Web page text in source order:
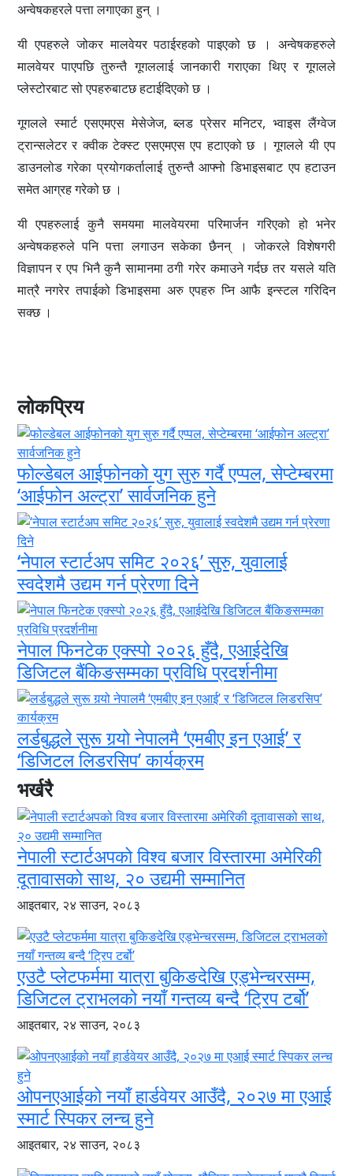
अन्वेषकहरले पत्ता लगाएका हुन् ।
यी एपहरुले जोकर मालवेयर पठाईरहको पाइएको छ । अन्वेषकहरुले
मालवेयर पाएपछि तुरुन्तै गूगललाई जानकारी गराएका थिए र गूगलले
प्लेस्टोरबाट सो एपहरुबाटछ हटाईदिएको छ ।
गूगलले स्मार्ट एसएमएस मेसेजेज, ब्लड प्रेसर मनिटर, भ्वाइस लैंग्वेज
ट्रान्सलेटर र क्वीक टेक्स्ट एसएमएस एप हटाएको छ । गूगलले यी एप
डाउनलोड गरेका प्रयोगकर्तालाई तुरुन्तै आफ्नो डिभाइसबाट एप हटाउन
समेत आग्रह गरेको छ ।
यी एपहरुलाई कुनै समयमा मालवेयरमा परिमार्जन गरिएको हो भनेर
अन्वेषकहरुले पनि पत्ता लगाउन सकेका छैनन् । जोकरले विशेषगरी
विज्ञापन र एप भिनै कुनै सामानमा ठगी गरेर कमाउने गर्दछ तर यसले यति
मात्रै नगरेर तपाईको डिभाइसमा अरु एपहरु प्नि आफै इन्स्टल गरिदिन
सक्छ ।
लोकप्रिय
फोल्डेबल आईफोनको युग सुरु गर्दै एप्पल, सेप्टेम्बरमा
‘आईफोन अल्ट्रा’ सार्वजनिक हुने
‘नेपाल स्टार्टअप समिट २०२६’ सुरु, युवालाई
स्वदेशमै उद्यम गर्न प्रेरणा दिने
नेपाल फिनटेक एक्स्पो २०२६ हुँदै, एआईदेखि
डिजिटल बैंकिङसम्मका प्रविधि प्रदर्शनीमा
लर्डबुद्धले सुरू गर्‍यो नेपालमै ‘एमबीए इन एआई’ र
‘डिजिटल लिडरसिप’ कार्यक्रम
भर्खरै
नेपाली स्टार्टअपको विश्व बजार विस्तारमा अमेरिकी
दूतावासको साथ, २० उद्यमी सम्मानित
आइतबार, २४ साउन, २०८३
एउटै प्लेटफर्ममा यात्रा बुकिङदेखि एड्भेन्चरसम्म,
डिजिटल ट्राभलको नयाँ गन्तव्य बन्दै ‘ट्रिप टर्बो’
आइतबार, २४ साउन, २०८३
ओपनएआईको नयाँ हार्डवेयर आउँदै, २०२७ मा एआई
स्मार्ट स्पिकर लन्च हुने
आइतबार, २४ साउन, २०८३